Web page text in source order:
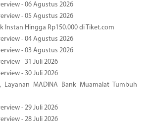
- 06 Agustus 2026
- 05 Agustus 2026
Instan Hingga Rp150.000 di Tiket.com
- 04 Agustus 2026
- 03 Agustus 2026
- 31 Juli 2026
- 30 Juli 2026
Layanan MADINA Bank Muamalat Tumbuh
- 29 Juli 2026
- 28 Juli 2026